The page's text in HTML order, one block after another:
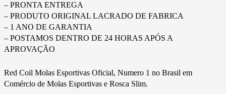
– PRONTA ENTREGA
– PRODUTO ORIGINAL LACRADO DE FABRICA
– 1 ANO DE GARANTIA
– POSTAMOS DENTRO DE 24 HORAS APÓS A
APROVAÇÃO
Red Coil Molas Esportivas Oficial, Numero 1 no Brasil em
Comércio de Molas Esportivas e Rosca Slim.